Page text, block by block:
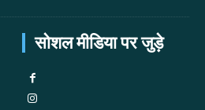
सोशल मीडिया पर जुड़े